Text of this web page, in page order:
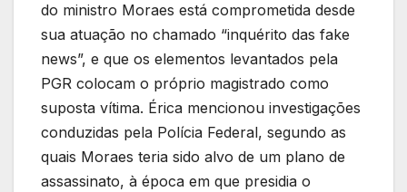
do ministro Moraes está comprometida desde
sua atuação no chamado “inquérito das fake
news”, e que os elementos levantados pela
PGR colocam o próprio magistrado como
suposta vítima. Érica mencionou investigações
conduzidas pela Polícia Federal, segundo as
quais Moraes teria sido alvo de um plano de
assassinato, à época em que presidia o